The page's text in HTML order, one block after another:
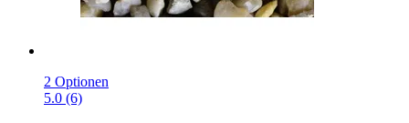
2 Optionen
5.0 (6)